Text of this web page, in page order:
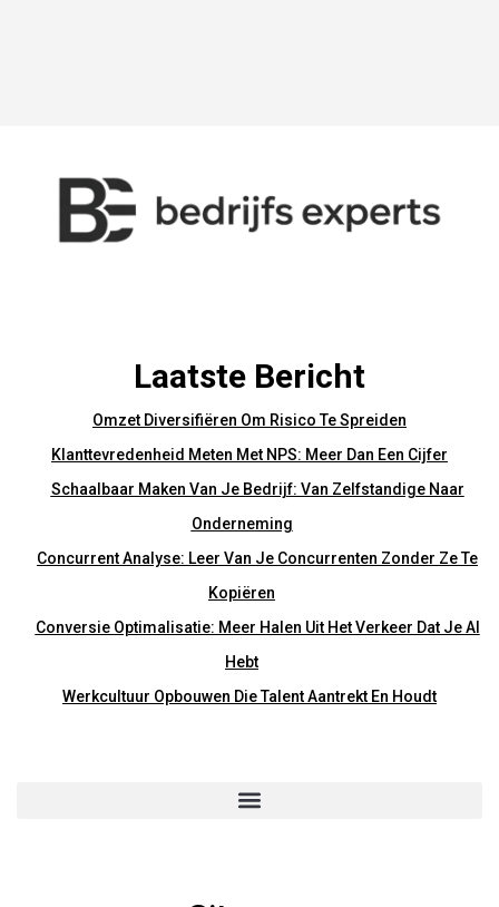
Laatste Bericht
Omzet Diversifiëren Om Risico Te Spreiden
Klanttevredenheid Meten Met NPS: Meer Dan Een Cijfer
Schaalbaar Maken Van Je Bedrijf: Van Zelfstandige Naar
Onderneming
Concurrent Analyse: Leer Van Je Concurrenten Zonder Ze Te
Kopiëren
Conversie Optimalisatie: Meer Halen Uit Het Verkeer Dat Je Al
Hebt
Werkcultuur Opbouwen Die Talent Aantrekt En Houdt